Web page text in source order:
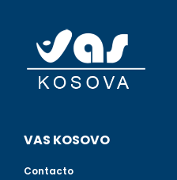
VAS KOSOVO
Contacto